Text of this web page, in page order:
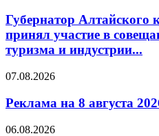
Губернатор Алтайского
принял участие в
туризма и индустрии...
07.08.2026
Реклама на 8 августа
06.08.2026